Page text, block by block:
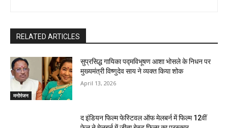
RELATED ARTICLES
मनोरंजन
सुप्रसिद्ध गायिका पद्मविभूषण आशा भोसले के निधन पर
मुख्यमंत्री विष्णुदेव साय ने व्यक्त किया शोक
April 13, 2026
द इंडियन फिल्म फेस्टिवल ऑफ मेलबर्न में फिल्म 12वीं